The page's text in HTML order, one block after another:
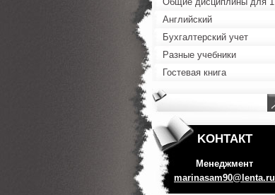
курса
Английский
Бухгалтерский учет
Разные учебники
Гостевая книга
KOНТАКТ
Менеджмент
marinasam90@lenta.ru